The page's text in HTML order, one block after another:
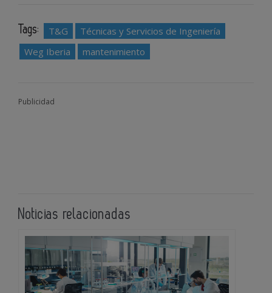
Tags: T&G
Técnicas y Servicios de Ingeniería
Weg Iberia
mantenimiento
Publicidad
Noticias relacionadas